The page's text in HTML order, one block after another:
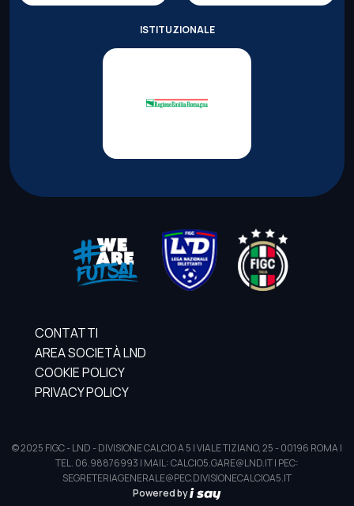
ISTITUZIONALE
CONTATTI
AREA SOCIETÀ LND
COOKIE POLICY
PRIVACY POLICY
© 2025 FIGC - LND - DIVISIONE CALCIO A 5 | VIALE TIZIANO, 25 - 00196 ROMA |
TEL. 06.98876993 | MAIL: CALCIO5.GARE@LND.IT | PEC:
SEGRETERIAGENERALE@PEC.DIVISIONECALCIOA5.IT
Powered by